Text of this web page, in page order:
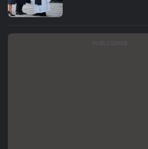
PUBLICIDADE